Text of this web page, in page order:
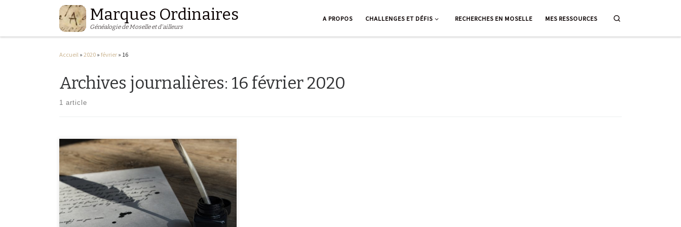
Passer au contenu Marques Ordinaires
Généalogie de Moselle et d'ailleurs
A PROPOS CHALLENGES ET DÉFIS RECHERCHES EN MOSELLE MES RESSOURCES
Accueil » 2020 » février » 16
Archives journalières: 16 février 2020
1 article
Le #RDVAncestral est un projet d’écriture, ouvert à tous, qui
mêle littérature et généalogie et qui permet de partir à la
rencontre de ses ancêtres. Pour 2020, j’ai choisi de vous
raconter une histoire sur douze épisodes, qui va m’amener
à voyager dans des lieux et époques différentes et ceci […]